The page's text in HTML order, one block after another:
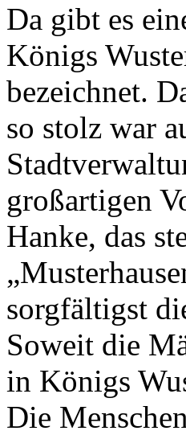
Da gibt es
Königs
bezeichnet.
so stolz war
großartigen
Hanke, das
sorgfältigst
Soweit die
in Königs
Die